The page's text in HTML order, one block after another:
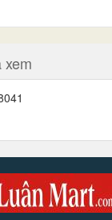
xem